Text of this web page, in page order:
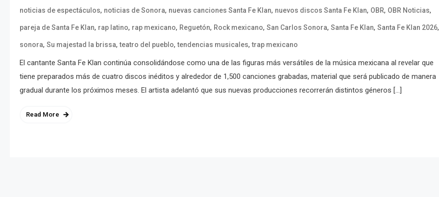
noticias de espectáculos, noticias de Sonora, nuevas canciones Santa Fe Klan, nuevos discos Santa Fe Klan, OBR, OBR Noticias,
pareja de Santa Fe Klan, rap latino, rap mexicano, Reguetón, Rock mexicano, San Carlos Sonora, Santa Fe Klan, Santa Fe Klan 2026,
sonora, Su majestad la brissa,teatro del pueblo,tendencias musicales,trap mexicano
El cantante Santa Fe Klan continúa consolidándose como una de las figuras más versátiles de la música mexicana al revelar que
tiene preparados más de cuatro discos inéditos y alrededor de 1,500 canciones grabadas, material que será publicado de manera
gradual durante los próximos meses. El artista adelantó que sus nuevas producciones recorrerán distintos géneros […]
Read More